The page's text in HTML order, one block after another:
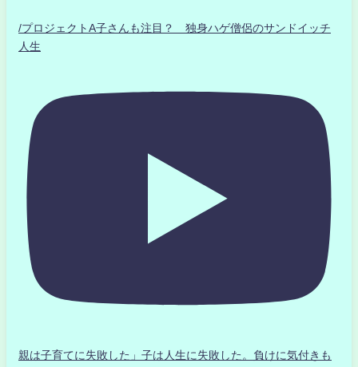
/プロジェクトA子さんも注目？ 独身ハゲ僧侶のサンドイッチ
人生
親は子育てに失敗した」子は人生に失敗した。負けに気付きも